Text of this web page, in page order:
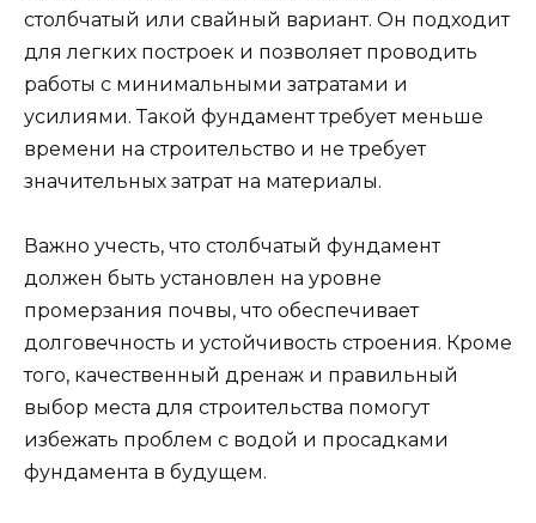
столбчатый или свайный вариант. Он подходит
для легких построек и позволяет проводить
работы с минимальными затратами и
усилиями. Такой фундамент требует меньше
времени на строительство и не требует
значительных затрат на материалы.
Важно учесть, что столбчатый фундамент
должен быть установлен на уровне
промерзания почвы, что обеспечивает
долговечность и устойчивость строения. Кроме
того, качественный дренаж и правильный
выбор места для строительства помогут
избежать проблем с водой и просадками
фундамента в будущем.